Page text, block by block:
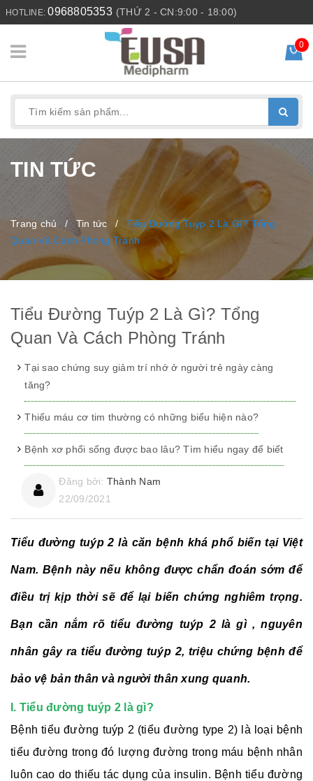
HOTLINE:0968805353 (THỨ 2 - CN:9:00 - 18:00)
0
TIN TỨC
Trang chủ / Tin tức /
Tiểu Đường Tuýp 2 Là Gì? Tổng
Quan Và Cách Phòng Tránh
Tiểu Đường Tuýp 2 Là Gì? Tổng
Quan Và Cách Phòng Tránh
Tại sao chứng suy giảm trí nhớ ở người trẻ ngày càng
tăng?
Thiếu máu cơ tim thường có những biểu hiện nào?
Bệnh xơ phổi sống được bao lâu? Tìm hiểu ngay để biết
Đăng bởi: Thành Nam
22/09/2021
Tiểu đường tuýp 2 là căn bệnh khá phổ biến tại Việt
Nam. Bệnh này nếu không được chẩn đoán sớm để
điều trị kịp thời sẽ để lại biến chứng nghiêm trọng.
Bạn cần nắm rõ tiểu đường tuýp 2 là gì , nguyên
nhân gây ra tiểu đường tuýp 2, triệu chứng bệnh để
bảo vệ bản thân và người thân xung quanh.
I. Tiểu đường tuýp 2 là gì?
Bệnh tiểu đường tuýp 2 (tiểu đường type 2) là loại bệnh
tiểu đường trong đó lượng đường trong máu bệnh nhân
luôn cao do thiếu tác dụng của insulin. Bệnh tiểu đường